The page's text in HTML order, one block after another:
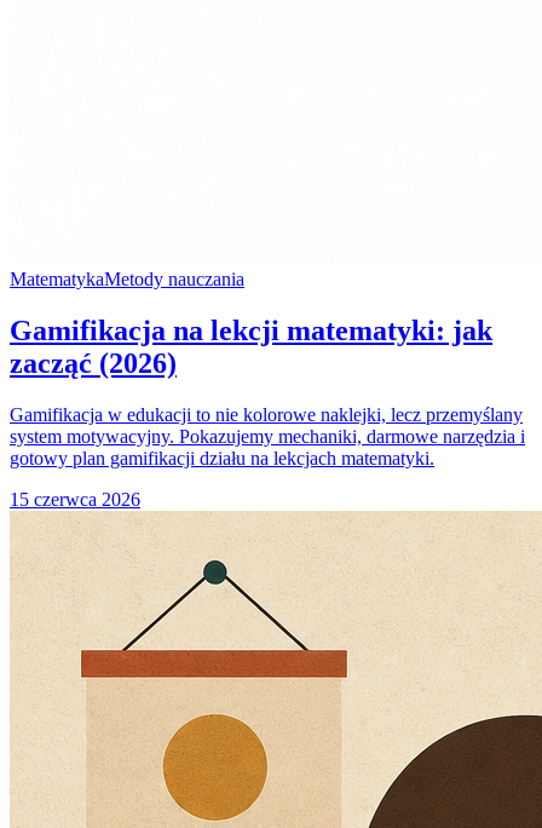
MatematykaMetody nauczania
Gamifikacja na lekcji matematyki: jak
zacząć (2026)
Gamifikacja w edukacji to nie kolorowe naklejki, lecz przemyślany
system motywacyjny. Pokazujemy mechaniki, darmowe narzędzia i
gotowy plan gamifikacji działu na lekcjach matematyki.
15 czerwca 2026